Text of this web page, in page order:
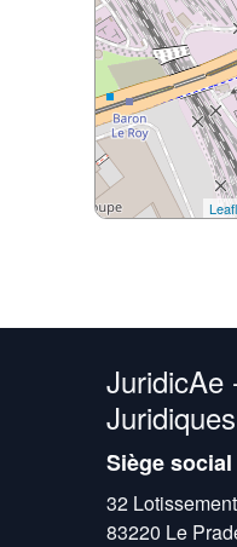
JuridicAe
Juridiques
Siège social
32
83220 Le